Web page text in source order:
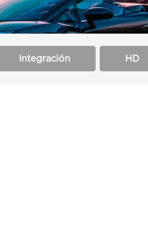
Integración HD